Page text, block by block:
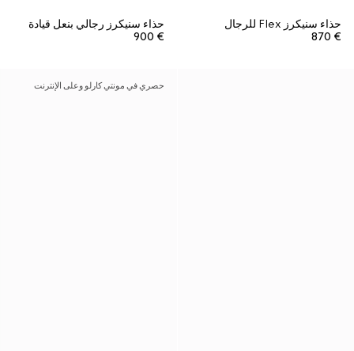
حذاء سنيكرز Flex للرجال
€ 870
حذاء سنيكرز رجالي بنعل قيادة
€ 900
حصري في مونتي كارلو وعلى الإنترنت